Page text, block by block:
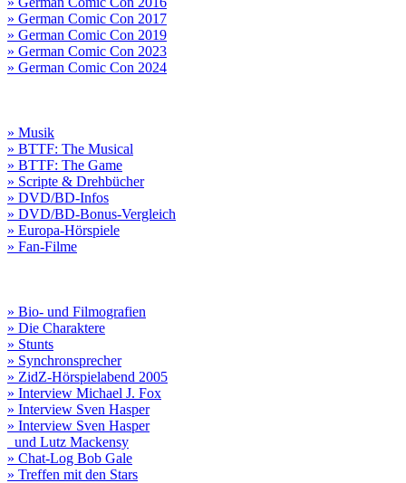
» German Comic Con 2017
» German Comic Con 2019
» German Comic Con 2023
» German Comic Con 2024
» Musik
» BTTF: The Musical
» BTTF: The Game
» Scripte & Drehbücher
» DVD/BD-Infos
» DVD/BD-Bonus-Vergleich
» Europa-Hörspiele
» Fan-Filme
» Bio- und Filmografien
» Die Charaktere
» Stunts
» Synchronsprecher
» ZidZ-Hörspielabend 2005
» Interview Michael J. Fox
» Interview Sven Hasper
» Interview Sven Hasper
und Lutz Mackensy
» Chat-Log Bob Gale
» Treffen mit den Stars